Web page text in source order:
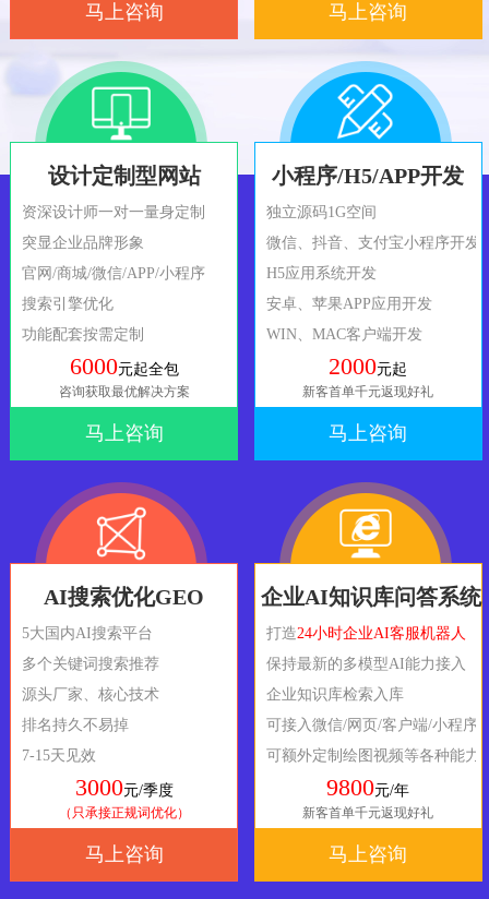
马上咨询 马上咨询
设计定制型网站
资深设计师一对一量身定制
突显企业品牌形象
官网/商城/微信/APP/小程序
搜索引擎优化
功能配套按需定制
6000元起全包
咨询获取最优解决方案
马上咨询
小程序/H5/APP开发
独立源码1G空间
微信、抖音、支付宝小程序开发
H5应用系统开发
安卓、苹果APP应用开发
WIN、MAC客户端开发
2000元起
新客首单千元返现好礼
马上咨询
AI搜索优化GEO
5大国内AI搜索平台
多个关键词搜索推荐
源头厂家、核心技术
排名持久不易掉
7-15天见效
3000元/季度
（只承接正规词优化）
马上咨询
企业AI知识库问答系统
打造24小时企业AI客服机器人
保持最新的多模型AI能力接入
企业知识库检索入库
可接入微信/网页/客户端/小程序
可额外定制绘图视频等各种能力
9800元/年
新客首单千元返现好礼
马上咨询